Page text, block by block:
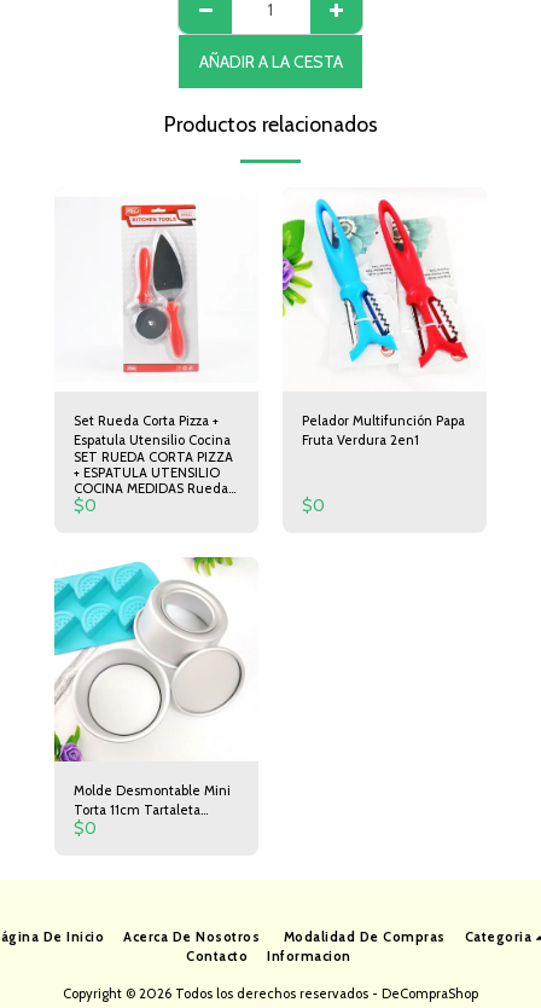
AÑADIR A LA CESTA
Productos relacionados
Set Rueda Corta Pizza +
Espatula Utensilio Cocina
SET RUEDA CORTA PIZZA
+ ESPATULA UTENSILIO
COCINA MEDIDAS Rueda
corta Pizza 19cm de largo
$0
Pelador Multifunción Papa
Fruta Verdura 2en1
$0
Molde Desmontable Mini
Torta 11cm Tartaleta
Postre
$0
De Inicio Acerca De Nosotros Modalidad De Compras
Categoria
Contacto
Informacion
Copyright © 2026 Todos los derechos reservados - DeCompraShop